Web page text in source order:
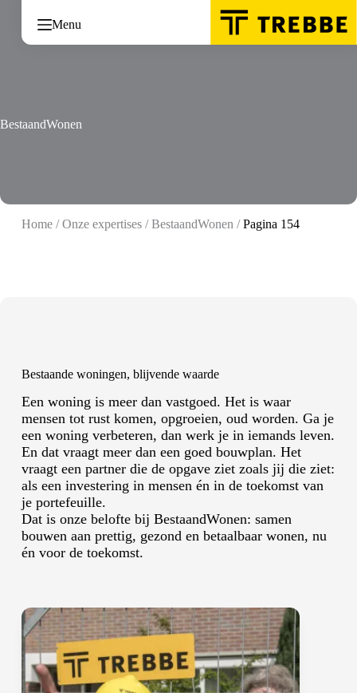
inhoud
Menu
BestaandWonen
Home/Onze expertises/BestaandWonen /Pagina 154
Bestaande woningen, blijvende waarde
Een woning is meer dan vastgoed. Het is waar
mensen tot rust komen, opgroeien, oud worden. Ga je
een woning verbeteren, dan werk je in iemands leven.
En dat vraagt meer dan een goed bouwplan. Het
vraagt een partner die de opgave ziet zoals jij die ziet:
als een investering in mensen én in de toekomst van
je portefeuille.
Dat is onze belofte bij BestaandWonen: samen
bouwen aan prettig, gezond en betaalbaar wonen, nu
én voor de toekomst.